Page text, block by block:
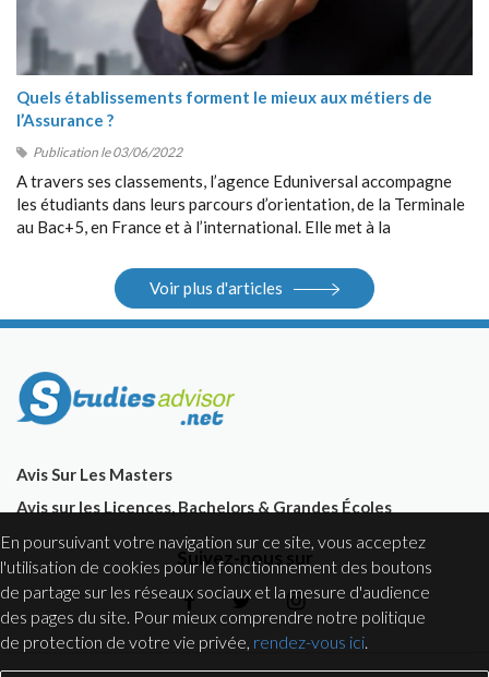
Quels établissements forment le mieux aux métiers de
l’Assurance ?
Publication le 03/06/2022
A travers ses classements, l’agence Eduniversal accompagne
les étudiants dans leurs parcours d’orientation, de la Terminale
au Bac+5, en France et à l’international. Elle met à la
Internet, salons.
Voir plus d'articles
Avis Sur Les Masters
Avis sur les Licences, Bachelors & Grandes Écoles
Suivez-nous sur
En poursuivant votre navigation sur ce site, vous acceptez
l'utilisation de cookies pour le fonctionnement des boutons
de partage sur les réseaux sociaux et la mesure d'audience
des pages du site. Pour mieux comprendre notre politique
de protection de votre vie privée, rendez-vous ici.